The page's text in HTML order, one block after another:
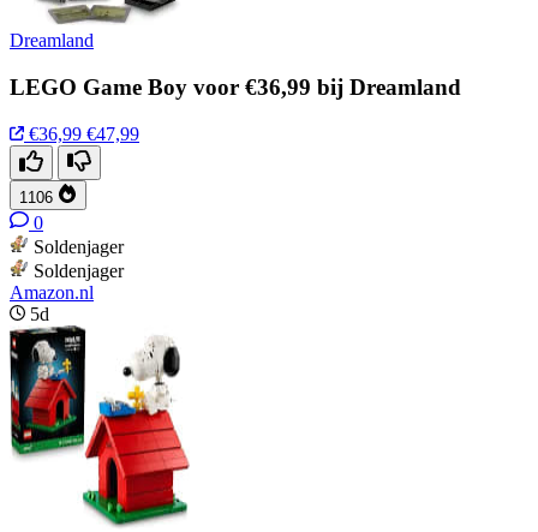
Dreamland
LEGO Game Boy voor €36,99 bij Dreamland
€36,99 €47,99
1106
0
Soldenjager
Soldenjager
Amazon.nl
5d